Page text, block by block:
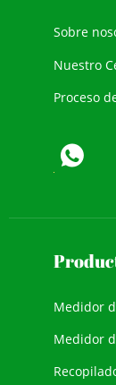
Sobre
Nuestro
Proceso
Medidor
Medidor